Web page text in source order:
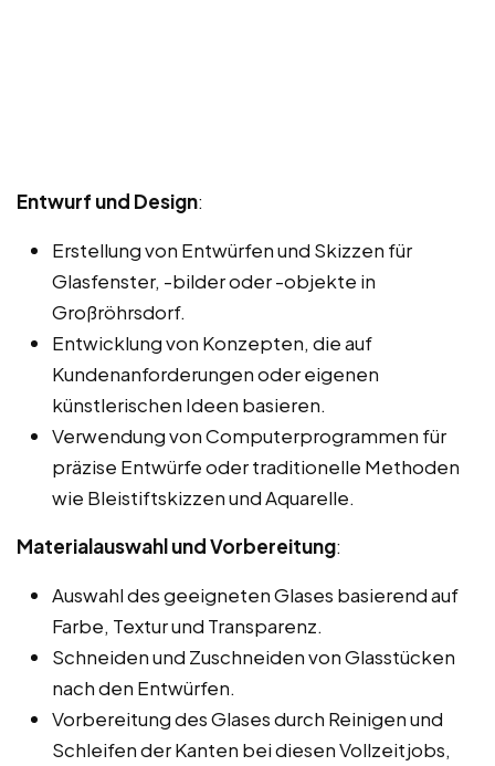
Entwurf und Design:
Erstellung von Entwürfen und Skizzen für
Glasfenster, -bilder oder -objekte in
Großröhrsdorf.
Entwicklung von Konzepten, die auf
Kundenanforderungen oder eigenen
künstlerischen Ideen basieren.
Verwendung von Computerprogrammen für
präzise Entwürfe oder traditionelle Methoden
wie Bleistiftskizzen und Aquarelle.
Materialauswahl und Vorbereitung:
Auswahl des geeigneten Glases basierend auf
Farbe, Textur und Transparenz.
Schneiden und Zuschneiden von Glasstücken
nach den Entwürfen.
Vorbereitung des Glases durch Reinigen und
Schleifen der Kanten bei diesen Vollzeitjobs,